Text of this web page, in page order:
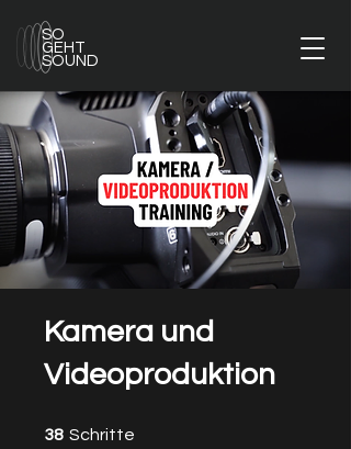
SO
GEHT
SOUND
Kamera und
Videoproduktion
38 Schritte